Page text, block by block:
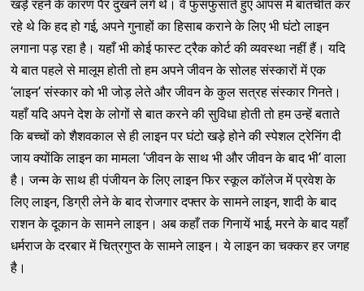
खड़े रहने के कारण पैर दुखने लगे थे। वे फुसफुसाते हुए आपस में बातचीत कर
रहे थे कि हद हो गई, अपने गुनाहों का हिसाब कराने के लिए भी घंटो लाइन
लगाना पड़ रहा है। यहाँ भी कोई फास्‍ट ट्रैक कोर्ट की व्‍यवस्‍था नहीं हैं। यदि
ये बात पहले से मालूम होती तो हम अपने जीवन के सोलह संस्‍कारों में एक
‘लाइन‘ संस्‍कार को भी जोड़ लेते और जीवन के कुल सत्रह संस्‍कार गिनते।
यहाँ यदि अपने देश के लोगों से बात करने की सुविधा होती तो हम उन्‍हें बताते
कि बच्‍चों को शैशवकाल से ही लाइन पर घंटो खड़े होने की स्‍पेशल ट्रेनिंग दी
जाय क्‍योंकि लाइन का मामला ‘जीवन के साथ भी और जीवन के बाद भी‘ वाला
है। जन्‍म के साथ ही पंजीयन के लिए लाइन फिर स्‍कूल कॉलेज में प्रवेश के
लिए लाइन, डिग्री लेने के बाद रोजगार दफ्‍तर के सामने लाइन, शादी के बाद
राशन के दूकान के सामने लाइन। अब कहाँ तक गिनायें भाई, मरने के बाद यहाँ
धर्मराज के दरबार में चित्रगुप्‍त के सामने लाइन। ये लाइन का चक्‍कर हर जगह
है।